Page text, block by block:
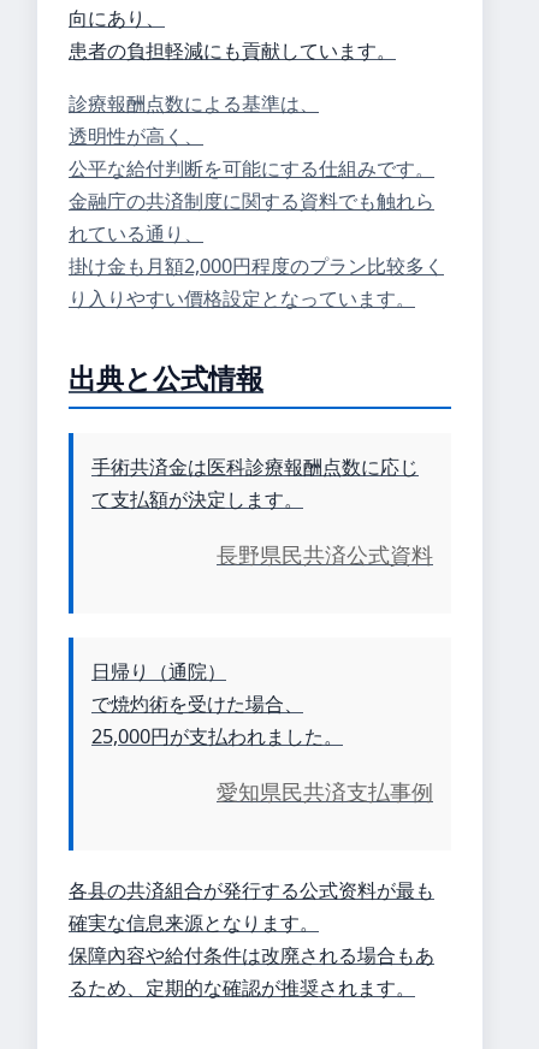
向にあり、
患者の負担軽減にも貢献しています。
診療報酬点数による基準は、
透明性が高く、
公平な給付判断を可能にする仕組みです。
金融庁の共済制度に関する資料でも触れら
れている通り、
掛け金も月額2,000円程度のプラン比较多く
り入りやすい價格設定となっています。
出典と公式情報
手術共済金は医科診療報酬点数に応じ
て支払額が決定します。
長野県民共済公式資料
日帰り（通院）
で焼灼術を受けた場合、
25,000円が支払われました。
愛知県民共済支払事例
各县の共済組合が発行する公式资料が最も
確実な信息来源となります。
保障內容や給付条件は改廃される場合もあ
るため、定期的な確認が推奨されます。